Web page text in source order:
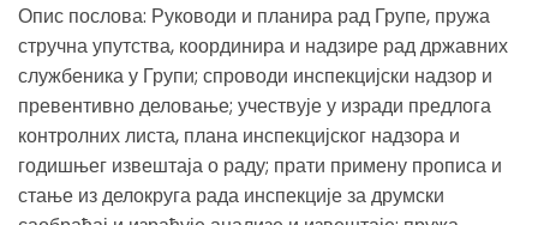
Опис послова: Руководи и планира рад Групе, пружа
стручна упутства, координира и надзире рад државних
службеника у Групи; спроводи инспекцијски надзор и
превентивно деловање; учествује у изради предлога
контролних листа, плана инспекцијског надзора и
годишњег извештаја о раду; прати примену прописа и
стање из делокруга рада инспекције за друмски